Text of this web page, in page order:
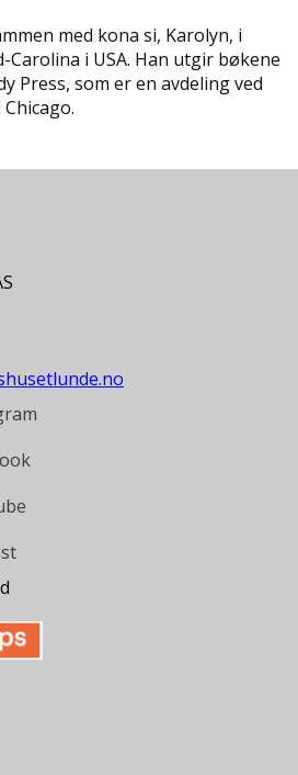
med kona si, Karolyn, i
Carolina i USA. Han utgir bøkene
Press, som er en avdeling ved